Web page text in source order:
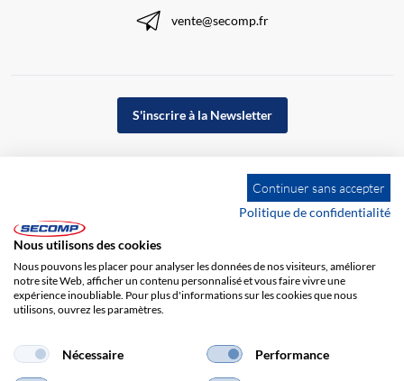
vente@secomp.fr
S'inscrire à la Newsletter
Impression Responsabilité
Continuer sans accepter
Politique de confidentialité
Nous utilisons des cookies
Nous pouvons les placer pour analyser les données de nos visiteurs, améliorer
notre site Web, afficher un contenu personnalisé et vous faire vivre une
expérience inoubliable. Pour plus d'informations sur les cookies que nous
utilisons, ouvrez les paramètres.
Nécessaire Performance